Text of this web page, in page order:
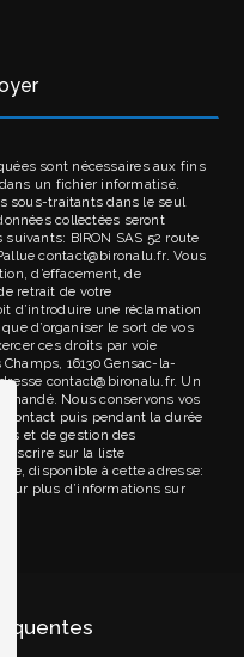
sont nécessaires aux fins
un fichier informatisé.
sous-traitants dans le seul
collectées seront
BIRON SAS 52 route
contact@bironalu.fr. Vous
d’effacement, de
retrait de votre
d’introduire une réclamation
d’organiser le sort de vos
ces droits par voie
16130 Gensac-la-
contact@bironalu.fr. Un
Nous conservons vos
contact puis pendant la durée
et de gestion des
inscrire sur la liste
disponible à cette adresse:
plus d’informations sur